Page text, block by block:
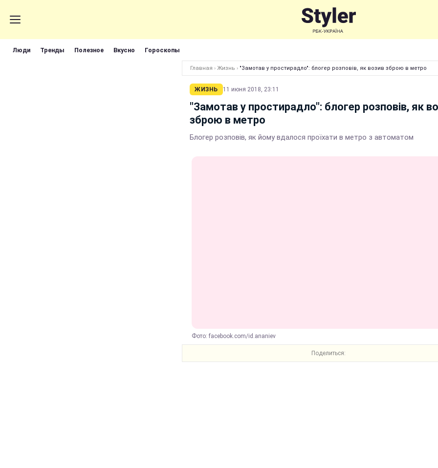
Люди Тренды Полезное Вкусно Гороскопы
Главная › Жизнь › "Замотав у простирадло": блогер розповів, як возив зброю в метро
ЖИЗНЬ 11 июня 2018, 23:11
"Замотав у простирадло": блогер розповів, як
зброю в метро
Блогер розповів, як йому вдалося проїхати в метро з автоматом
Фото: facebook.com/id.ananiev
Поделиться: